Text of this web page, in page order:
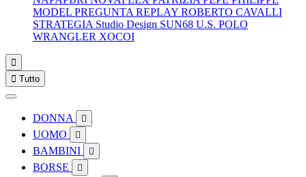
MODEL PREGUNTA REPLAY ROBERTO CAVALLI
STRATEGIA Studio Design SUN68 U.S. POLO
WRANGLER XOCOI

 Tutto
DONNA 
UOMO 
BAMBINI 
BORSE 